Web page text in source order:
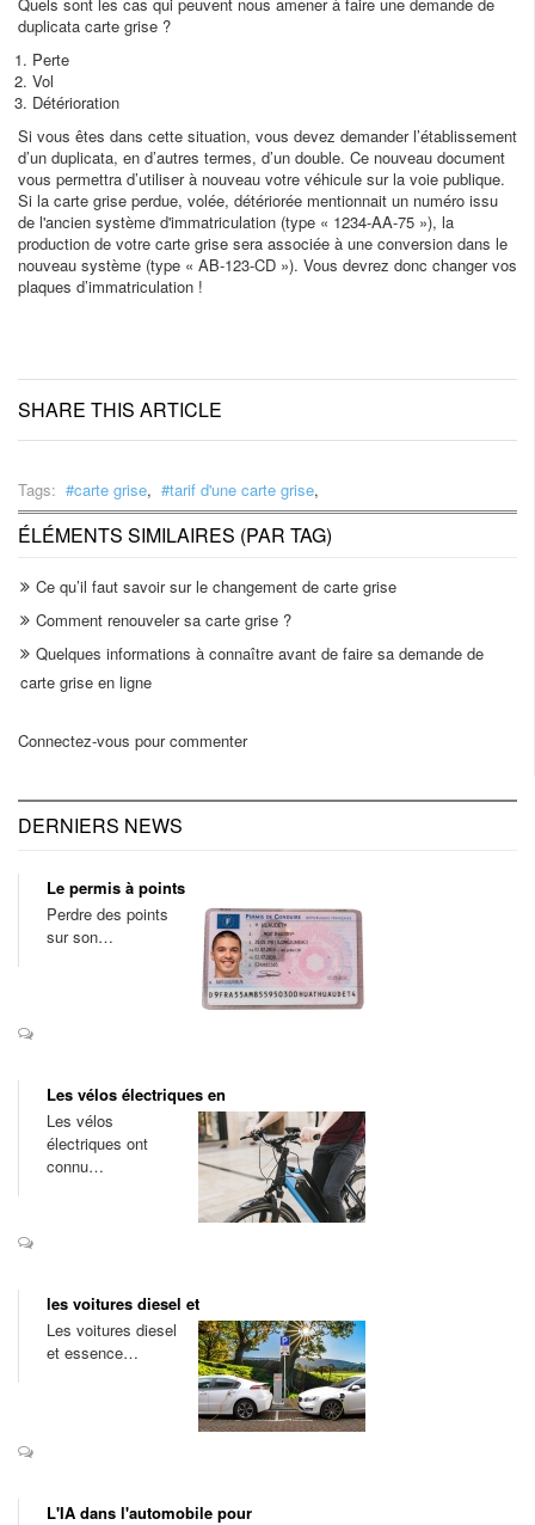
duplicata carte grise ?
Perte
Vol
Détérioration
Si vous êtes dans cette situation, vous devez demander l’établissement
d’un duplicata, en d’autres termes, d’un double. Ce nouveau document
vous permettra d’utiliser à nouveau votre véhicule sur la voie publique.
Si la carte grise perdue, volée, détériorée mentionnait un numéro issu
de l'ancien système d'immatriculation (type « 1234-AA-75 »), la
production de votre carte grise sera associée à une conversion dans le
nouveau système (type « AB-123-CD »). Vous devrez donc changer vos
plaques d’immatriculation !
SHARE THIS ARTICLE
Tags: carte grise, tarif d'une carte grise,
ÉLÉMENTS SIMILAIRES (PAR TAG)
Ce qu’il faut savoir sur le changement de carte grise
Comment renouveler sa carte grise ?
Quelques informations à connaître avant de faire sa demande de
carte grise en ligne
Connectez-vous pour commenter
DERNIERS NEWS
Le permis à points
Perdre des points
sur son…
Les vélos électriques en
Les vélos
électriques ont
connu…
les voitures diesel et
Les voitures diesel
et essence…
L'IA dans l'automobile pour